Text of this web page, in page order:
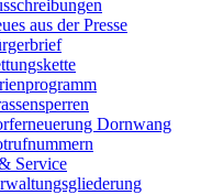
aus der Presse
Dornwang
Service